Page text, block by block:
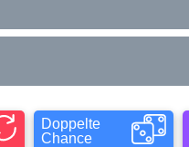
Doppelte
Chance